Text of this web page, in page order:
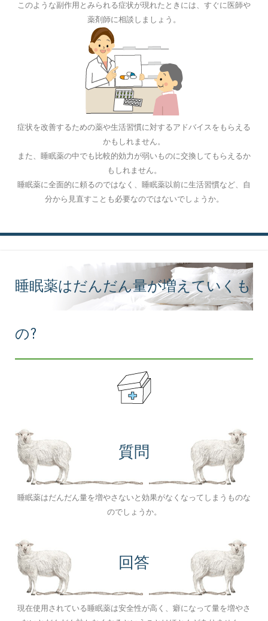
このような副作用とみられる症状が現れたときには、すぐに医師や
薬剤師に相談しましょう。
症状を改善するための薬や生活習慣に対するアドバイスをもらえる
かもしれません。
また、睡眠薬の中でも比較的効力が弱いものに交換してもらえるか
もしれません。
睡眠薬に全面的に頼るのではなく、睡眠薬以前に生活習慣など、自
分から見直すことも必要なのではないでしょうか。
睡眠薬はだんだん量が増えていくも
の?
質問
睡眠薬はだんだん量を増やさないと効果がなくなってしまうものな
のでしょうか。
回答
現在使用されている睡眠薬は安全性が高く、癖になって量を増やさ